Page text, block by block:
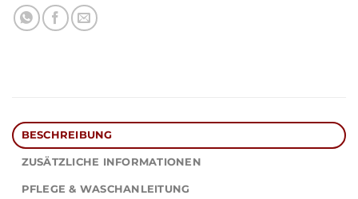
BESCHREIBUNG
ZUSÄTZLICHE INFORMATIONEN
PFLEGE & WASCHANLEITUNG